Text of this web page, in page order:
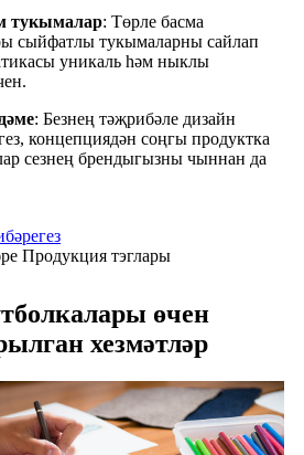
тукымалар: Төрле басма
сыйфатлы тукымаларны сайлап
уникаль һәм ныклы
: Безнең тәҗрибәле дизайн
концепциядән соңгы продуктка
сезнең брендыгызны чыннан да
Продукция тэглары
өчен
хезмәтләр